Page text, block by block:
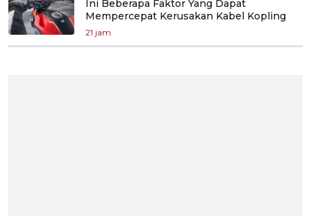
Ini Beberapa Faktor Yang Dapat
Mempercepat Kerusakan Kabel Kopling
21 jam